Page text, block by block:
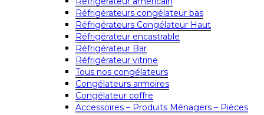
Réfrigérateurs congélateur bas
Réfrigérateurs Congélateur Haut
Réfrigérateur encastrable
Réfrigérateur Bar
Réfrigérateur vitrine
Tous nos congélateurs
Congélateurs armoires
Congélateur coffre
Accessoires – Produits Ménagers – Pièces